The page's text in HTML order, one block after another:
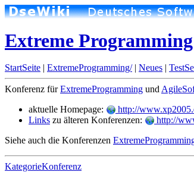
Extreme
StartSeite | ExtremeProgramming/| Neues |
Konferenz fürExtremeProgramming und
aktuelle Homepage:
http://
Links zu älteren Konferenzen:
http://
Siehe auch die Konferenzen
KategorieKonferenz